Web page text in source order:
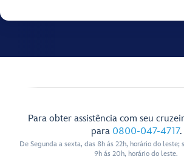
Para obter assistência com seu
para 0800-047-4717.
De Segunda a sexta, das 8h ás 22h, horário do leste;
9h ás 20h, horário do leste.